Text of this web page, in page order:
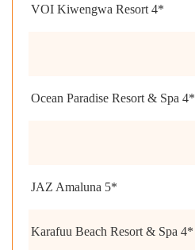
VOI Kiwengwa Resort 4*
Ocean Paradise Resort & Spa 4*
JAZ Amaluna 5*
Karafuu Beach Resort & Spa 4*